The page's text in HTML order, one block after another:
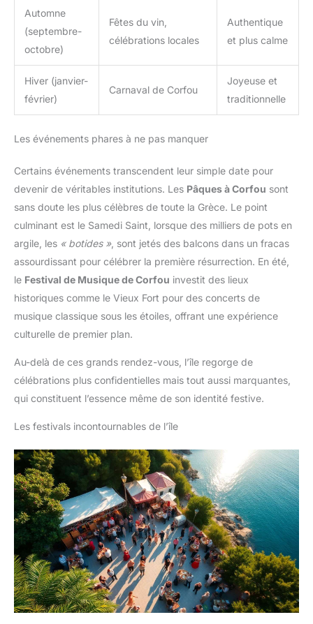
Automne
(septembre-
octobre)
Fêtes du vin,
célébrations locales
Authentique
et plus calme
Hiver (janvier-
février)
Carnaval de Corfou
Joyeuse et
traditionnelle
Les événements phares à ne pas manquer
Certains événements transcendent leur simple date pour
devenir de véritables institutions. Les Pâques à Corfou sont
sans doute les plus célèbres de toute la Grèce. Le point
culminant est le Samedi Saint, lorsque des milliers de pots en
argile, les « botides », sont jetés des balcons dans un fracas
assourdissant pour célébrer la première résurrection. En été,
le Festival de Musique de Corfou investit des lieux
historiques comme le Vieux Fort pour des concerts de
musique classique sous les étoiles, offrant une expérience
culturelle de premier plan.
Au-delà de ces grands rendez-vous, l’île regorge de
célébrations plus confidentielles mais tout aussi marquantes,
qui constituent l’essence même de son identité festive.
Les festivals incontournables de l’île